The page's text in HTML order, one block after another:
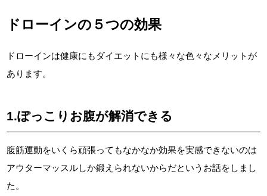
ドローインの５つの効果
ドローインは健康にもダイエットにも様々な色々なメリットが
あります。
1.ぽっこりお腹が解消できる
腹筋運動をいくら頑張ってもなかなか効果を実感できないのは
アウターマッスルしか鍛えられないからだというお話をしまし
た。